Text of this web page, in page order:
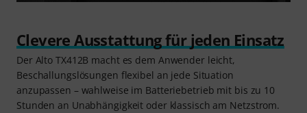
Clevere Ausstattung für jeden Einsatz
Der Alto TX412B macht es dem Anwender leicht,
Beschallungslösungen flexibel an jede Situation
anzupassen – wahlweise im Batteriebetrieb mit bis zu 10
Stunden an Unabhängigkeit oder klassisch am Netzstrom.